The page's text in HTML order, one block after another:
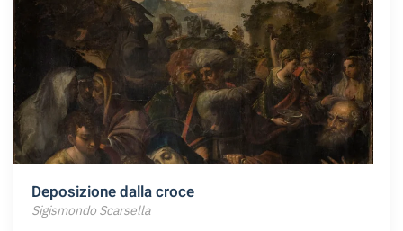
Deposizione dalla croce
Sigismondo Scarsella